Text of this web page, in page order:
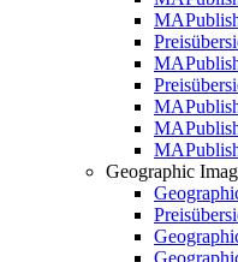
Geographic